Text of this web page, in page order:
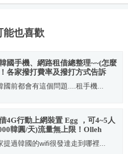
能也喜歡
國手機、網路租借總整理~~(怎麼
各家撥打費率及撥打方式告訴
國前都會有這個問題....租手機...
4G行動上網裝置 Egg ，可4~5人
韓圓/天)流量無上限！Olleh
提過韓國的wifi很發達走到哪裡...